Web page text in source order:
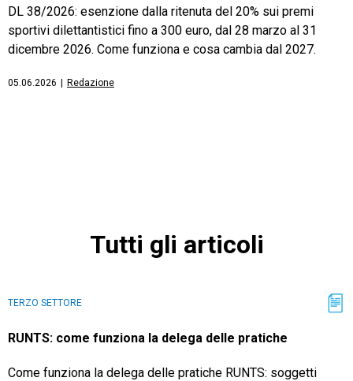
DL 38/2026: esenzione dalla ritenuta del 20% sui premi
sportivi dilettantistici fino a 300 euro, dal 28 marzo al 31
dicembre 2026. Come funziona e cosa cambia dal 2027.
05.06.2026 Redazione
Tutti gli articoli
TERZO SETTORE
RUNTS: come funziona la delega delle pratiche
Come funziona la delega delle pratiche RUNTS: soggetti